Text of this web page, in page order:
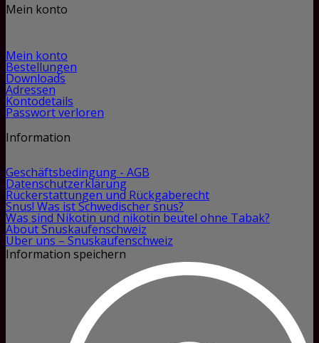
Mein konto
Mein konto
Bestellungen
Downloads
Adressen
Kontodetails
Passwort verloren
Information
Geschäftsbedingung - AGB
Datenschutzerklärung
Rückerstattungen und Rückgaberecht
Snus! Was ist Schwedischer snus?
Was sind Nikotin und nikotin beutel ohne Tabak?
About Snuskaufenschweiz
Über uns – Snuskaufenschweiz
Information speichern